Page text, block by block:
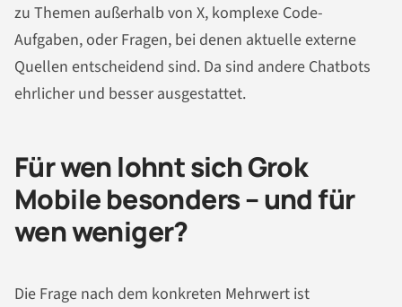
zu Themen außerhalb von X, komplexe Code-
Aufgaben, oder Fragen, bei denen aktuelle externe
Quellen entscheidend sind. Da sind andere Chatbots
ehrlicher und besser ausgestattet.
Für wen lohnt sich Grok
Mobile besonders – und für
wen weniger?
Die Frage nach dem konkreten Mehrwert ist